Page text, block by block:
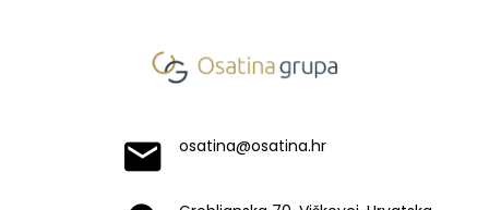
osatina@osatina.hr